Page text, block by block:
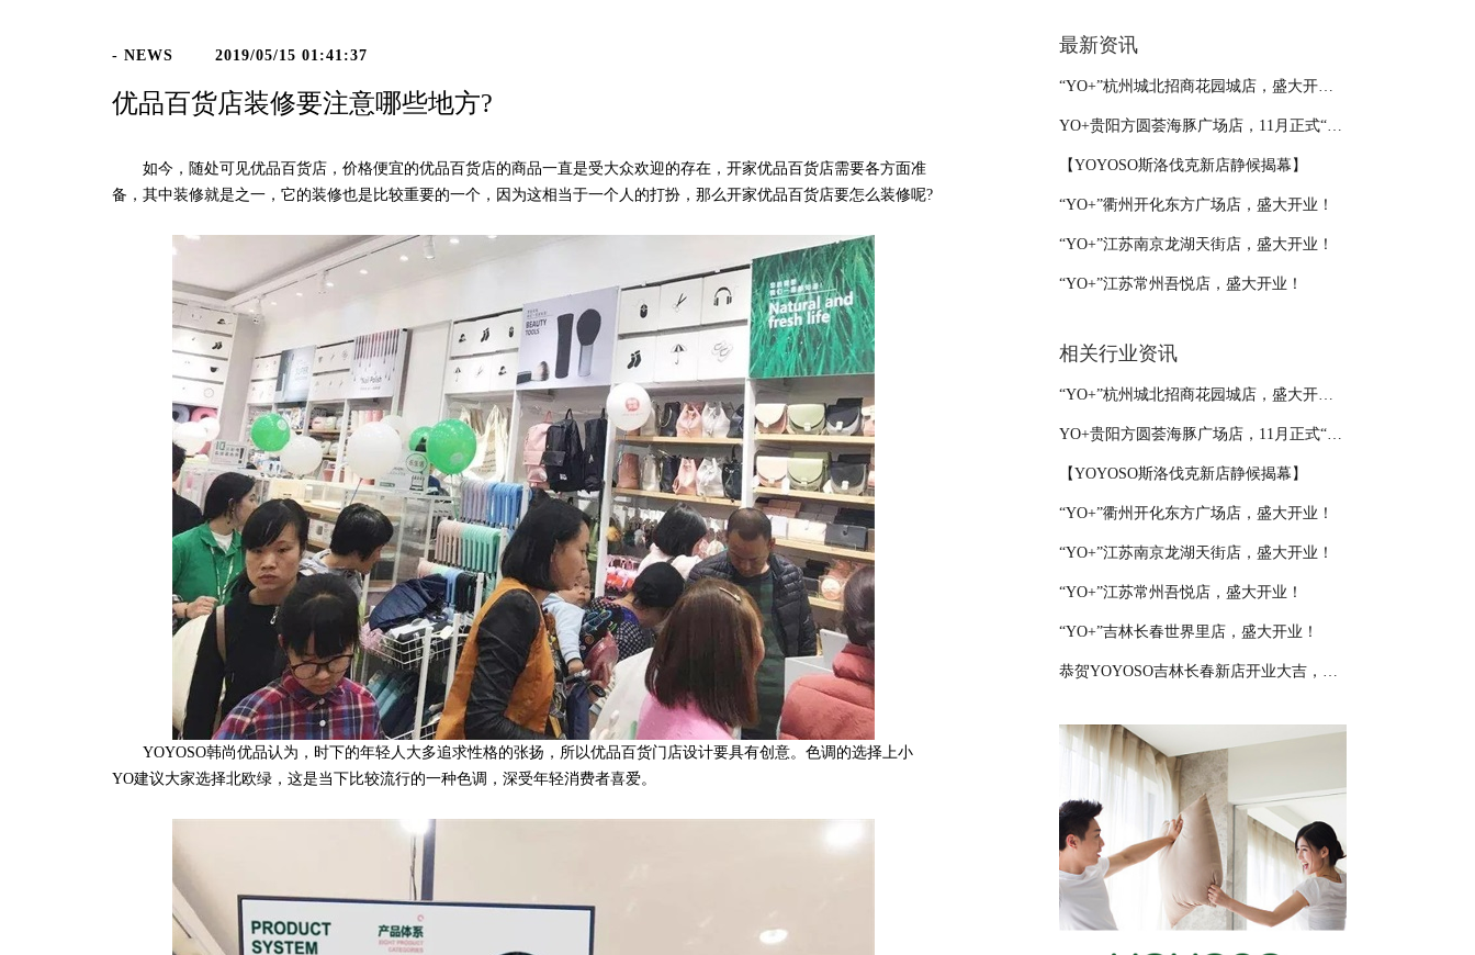
- NEWS 2019/05/15 01:41:37
优品百货店装修要注意哪些地方?
如今，随处可见优品百货店，价格便宜的优品百货店的商品一直是受大众欢迎的存在，开家优品百货店需要各方面准
备，其中装修就是之一，它的装修也是比较重要的一个，因为这相当于一个人的打扮，那么开家优品百货店要怎么装修呢?
YOYOSO韩尚优品认为，时下的年轻人大多追求性格的张扬，所以优品百货门店设计要具有创意。色调的选择上小
YO建议大家选择北欧绿，这是当下比较流行的一种色调，深受年轻消费者喜爱。
最新资讯
“YO+”杭州城北招商花园城店，盛大开业！
YO+贵阳方圆荟海豚广场店，11月正式“开闸放鱼”！
【YOYOSO斯洛伐克新店静候揭幕】
“YO+”衢州开化东方广场店，盛大开业！
“YO+”江苏南京龙湖天街店，盛大开业！
“YO+”江苏常州吾悦店，盛大开业！
相关行业资讯
“YO+”杭州城北招商花园城店，盛大开业！
YO+贵阳方圆荟海豚广场店，11月正式“开闸放鱼”！
【YOYOSO斯洛伐克新店静候揭幕】
“YO+”衢州开化东方广场店，盛大开业！
“YO+”江苏南京龙湖天街店，盛大开业！
“YO+”江苏常州吾悦店，盛大开业！
“YO+”吉林长春世界里店，盛大开业！
恭贺YOYOSO吉林长春新店开业大吉，大卖特卖